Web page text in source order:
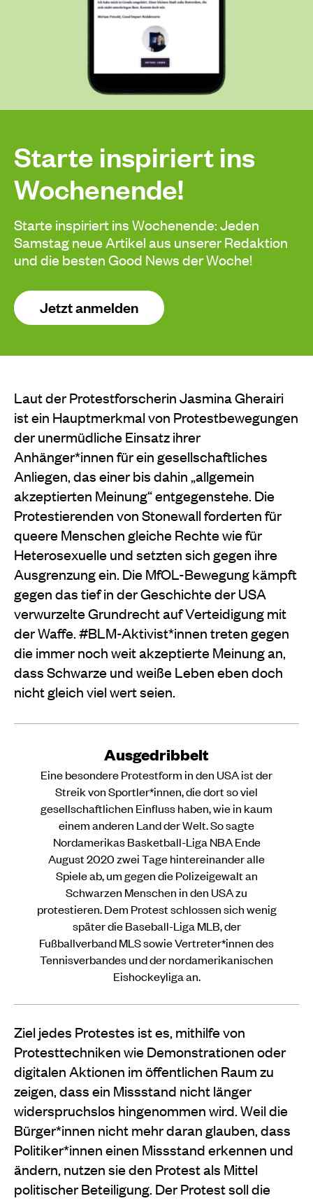
Starte inspiriert ins
Wochenende!
Starte inspiriert ins Wochenende: Jeden
Samstag neue Artikel aus unserer Redaktion
und die besten Good News der Woche!
Jetzt anmelden
Laut der Protestforscherin Jasmina Gherairi
ist ein Hauptmerkmal von Protestbewegungen
der unermüdliche Einsatz ihrer
Anhänger*innen für ein gesellschaftliches
Anliegen, das einer bis dahin „allgemein
akzeptierten Meinung“ entgegenstehe. Die
Protestierenden von Stonewall forderten für
queere Menschen gleiche Rechte wie für
Heterosexuelle und setzten sich gegen ihre
Ausgrenzung ein. Die MfOL-Bewegung kämpft
gegen das tief in der Geschichte der USA
verwurzelte Grundrecht auf Verteidigung mit
der Waffe. #BLM-Aktivist*innen treten gegen
die immer noch weit akzeptierte Meinung an,
dass Schwarze und weiße Leben eben doch
nicht gleich viel wert seien.
Ausgedribbelt
Eine besondere Protestform in den USA ist der
Streik von Sportler*innen, die dort so viel
gesellschaftlichen Einfluss haben, wie in kaum
einem anderen Land der Welt. So sagte
Nordamerikas Basketball-Liga NBA Ende
August 2020 zwei Tage hintereinander alle
Spiele ab, um gegen die Polizeigewalt an
Schwarzen Menschen in den USA zu
protestieren. Dem Protest schlossen sich wenig
später die Baseball-Liga MLB, der
Fußballverband MLS sowie Vertreter*innen des
Tennisverbandes und der nordamerikanischen
Eishockeyliga an.
Ziel jedes Protestes ist es, mithilfe von
Protesttechniken wie Demonstrationen oder
digitalen Aktionen im öffentlichen Raum zu
zeigen, dass ein Missstand nicht länger
widerspruchslos hingenommen wird. Weil die
Bürger*innen nicht mehr daran glauben, dass
Politiker*innen einen Missstand erkennen und
ändern, nutzen sie den Protest als Mittel
politischer Beteiligung. Der Protest soll die